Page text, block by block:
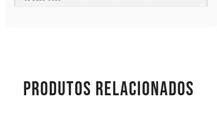
PRODUTOS RELACIONADOS